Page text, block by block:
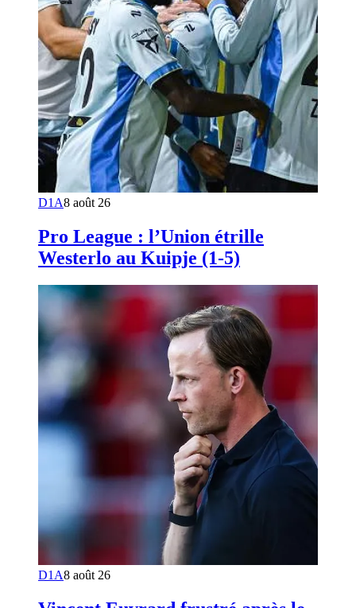
D1A8 août 26
Pro League : l’Union étrille
Westerlo au Kuipje (1-5)
D1A8 août 26